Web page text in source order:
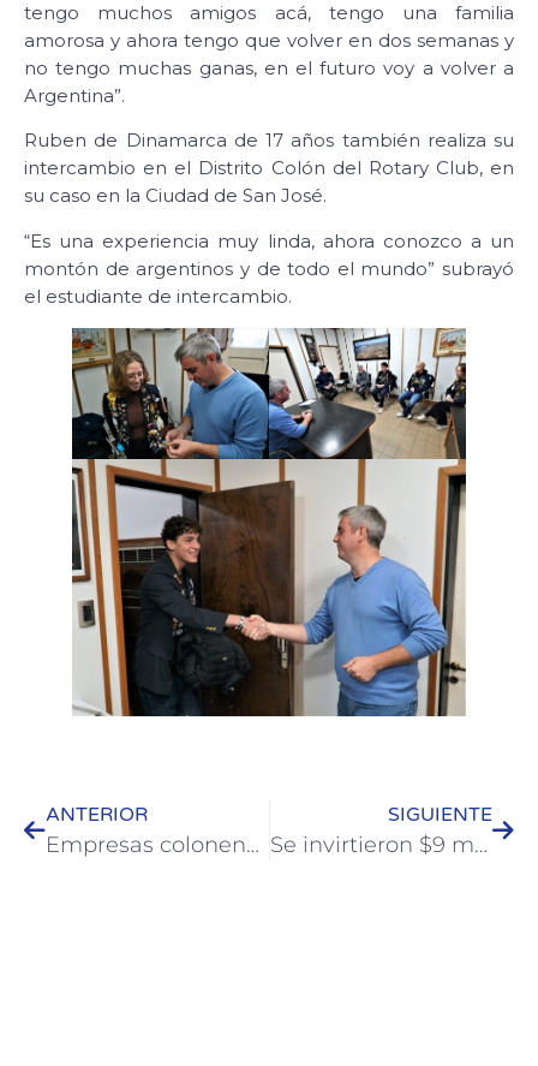
tengo muchos amigos acá, tengo una familia
amorosa y ahora tengo que volver en dos semanas y
no tengo muchas ganas, en el futuro voy a volver a
Argentina”.
Ruben de Dinamarca de 17 años también realiza su
intercambio en el Distrito Colón del Rotary Club, en
su caso en la Ciudad de San José.
“Es una experiencia muy linda, ahora conozco a un
montón de argentinos y de todo el mundo” subrayó
el estudiante de intercambio.
ANTERIOR
Empresas colonenses pueden acceder a apoyo técnico y financiero
SIGUIENTE
Se invirtieron $9 millones en nuevos semáforos para el acceso a Colón